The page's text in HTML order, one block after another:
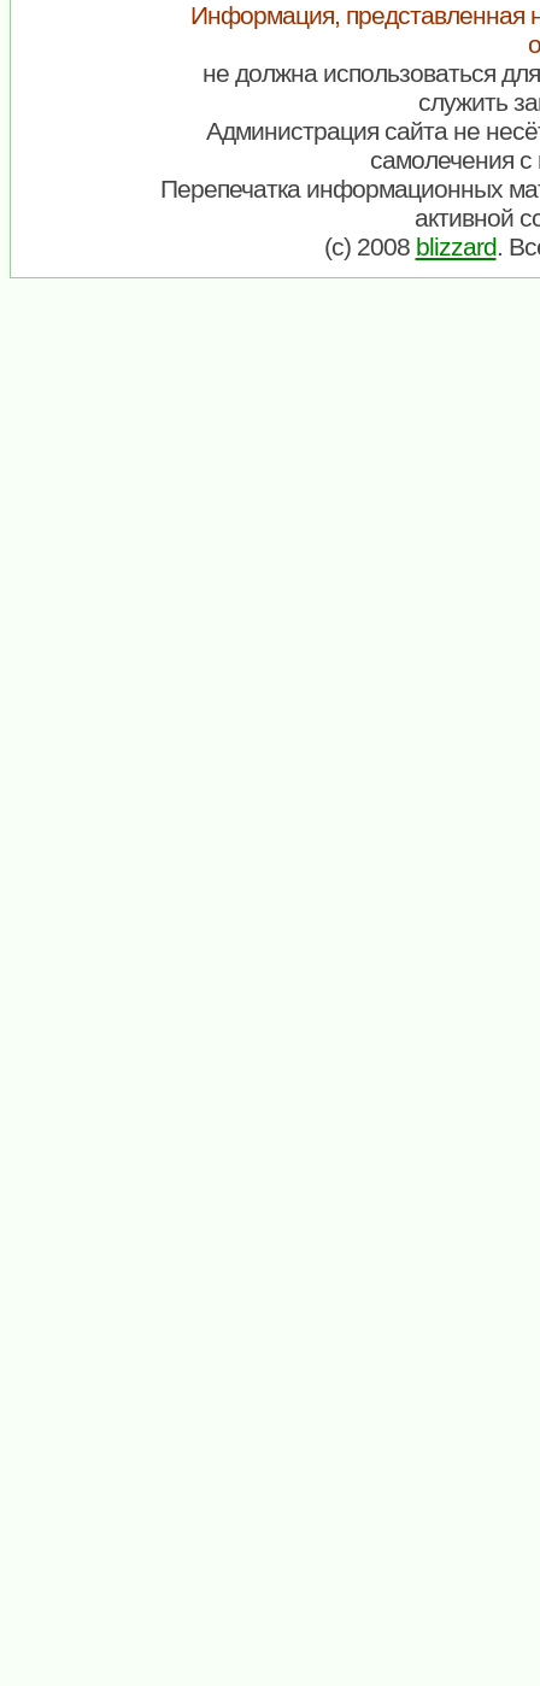
Информация, представленная
не должна использоваться
служить
Администрация сайта не
самолечения
Перепечатка информационных
активной
(c) 2008 blizzard.